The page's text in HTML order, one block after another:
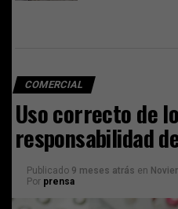
COMERCIAL
Uso correcto de
responsabilidad
Publicado 9 meses atrás en
Por prensa